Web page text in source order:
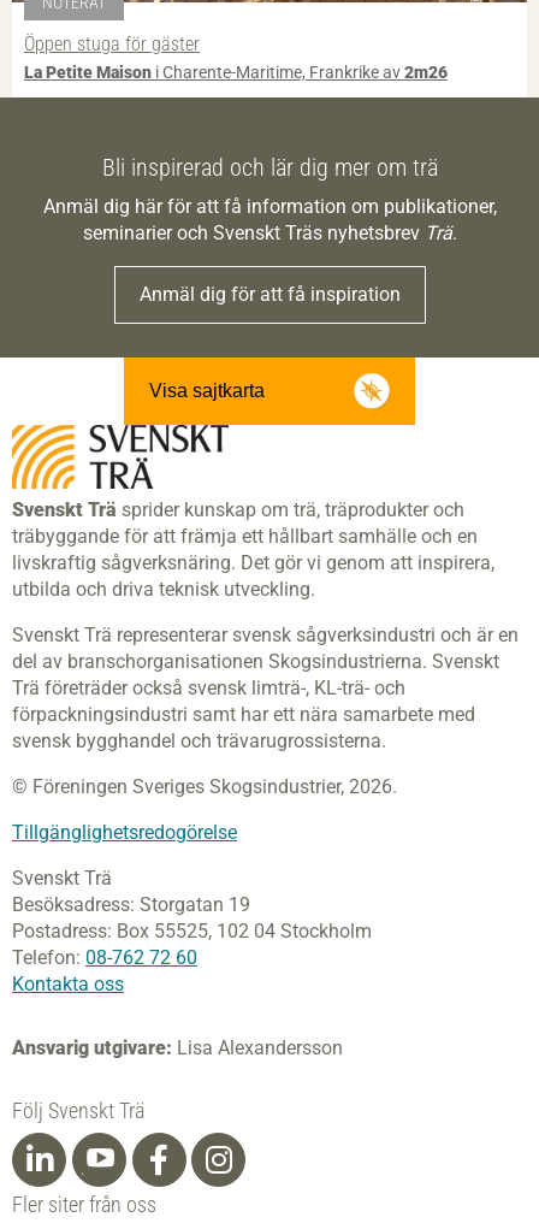
Öppen stuga för gäster
La Petite Maison i Charente-Maritime, Frankrike av2m26
Bli inspirerad och lär dig mer om trä
Anmäl dig här för att få information om publikationer,
seminarier och Svenskt Träs nyhetsbrev Trä.
Anmäl dig för att få inspiration
Visa sajtkarta
Svenskt Trä sprider kunskap om trä, träprodukter och
träbyggande för att främja ett hållbart samhälle och en
livskraftig sågverksnäring. Det gör vi genom att inspirera,
utbilda och driva teknisk utveckling.
Svenskt Trä representerar svensk sågverksindustri och är en
del av branschorganisationen Skogsindustrierna. Svenskt
Trä företräder också svensk limträ-, KL-trä- och
förpackningsindustri samt har ett nära samarbete med
svensk bygghandel och trävarugrossisterna.
© Föreningen Sveriges Skogsindustrier, 2026.
Tillgänglighetsredogörelse
Svenskt Trä
Besöksadress: Storgatan 19
Postadress: Box 55525, 102 04 Stockholm
Telefon: 08-762 72 60
Kontakta oss
Ansvarig utgivare: Lisa Alexandersson
Följ Svenskt Trä
Fler siter från oss